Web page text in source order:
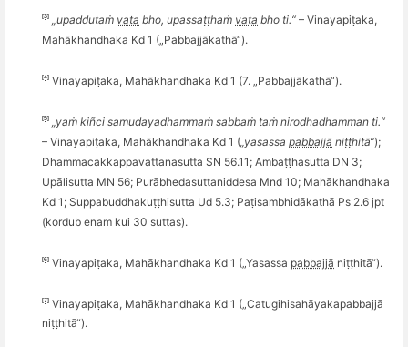
[3] upaddutaṁ vata bho, upassaṭṭhaṁ vata bho ti.“ – Vinayapiṭaka,
Mahākhandhaka Kd 1 („Pabbajjākathā“).
[4] Vinayapiṭaka, Mahākhandhaka Kd 1 (7. „Pabbajjākathā“).
[5] „yaṁ kiñci samudayadhammaṁ sabbaṁ taṁ nirodhadhamman ti.“
– Vinayapiṭaka, Mahākhandhaka Kd 1 ( „yasassa pabbajjā niṭṭhitā“);
Dhammacakkappavattanasutta SN 56.11; Ambaṭṭhasutta DN 3;
Upālisutta MN 56; Purābhedasuttaniddesa Mnd 10; Mahākhandhaka
Kd 1; Suppabuddhakuṭṭhisutta Ud 5.3; Paṭisambhidākathā Ps 2.6 jpt
(kordub enam kui 30 suttas).
[6] Vinayapiṭaka, Mahākhandhaka Kd 1 („Yasassa pabbajjā niṭṭhitā“).
[7] Vinayapiṭaka, Mahākhandhaka Kd 1 („Catugihisahāyakapabbajjā
niṭṭhitā“).